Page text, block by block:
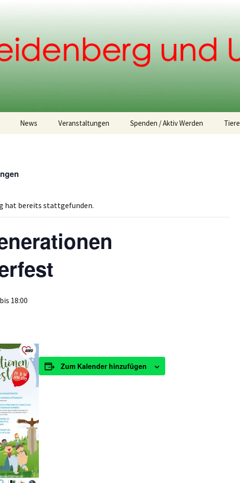
News Veranstaltungen Spenden / Aktiv Werden Tiere
hat bereits stattgefunden.
bis 18:00
Zum Kalender hinzufügen